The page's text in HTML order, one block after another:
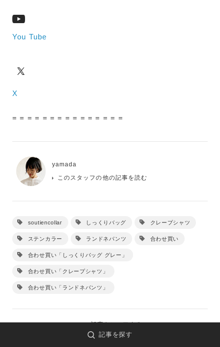
You Tube
X
= = = = = = = = = = = = = = =
yamada
このスタッフの他の記事を読む
soutiencollar しっくりバッグ クレープシャツ
ステンカラー ランドネパンツ 合わせ買い
合わせ買い「しっくりバッグ グレー」
合わせ買い「クレープシャツ」
合わせ買い「ランドネパンツ」
この記事をシェアする
記事を探す